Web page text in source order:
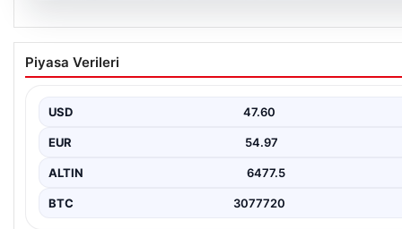
Enflasyon verileri ne zaman açıklanacak?
ayı enflasyon verileri
Piyasa Verileri
USD 47.60
EUR 54.97
ALTIN 6477.5
BTC 3077720